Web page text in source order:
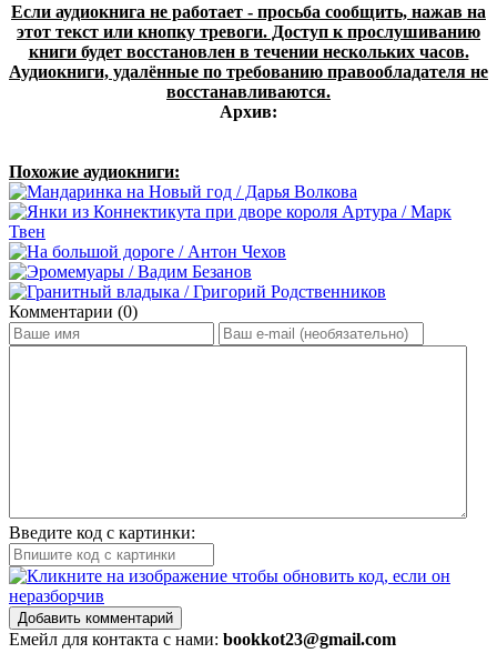
Если аудиокнига не работает - просьба сообщить, нажав на
этот текст или кнопку тревоги. Доступ к прослушиванию
книги будет восстановлен в течении нескольких часов.
Аудиокниги, удалённые по требованию правообладателя не
восстанавливаются.
Архив:
Похожие аудиокниги:
Комментарии (0)
Введите код с картинки:
Добавить комментарий
Емейл для контакта с нами: bookkot23@gmail.com